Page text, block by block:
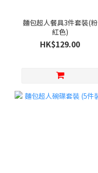
麵包超人餐具3件套裝(粉
紅色)
HK$129.00